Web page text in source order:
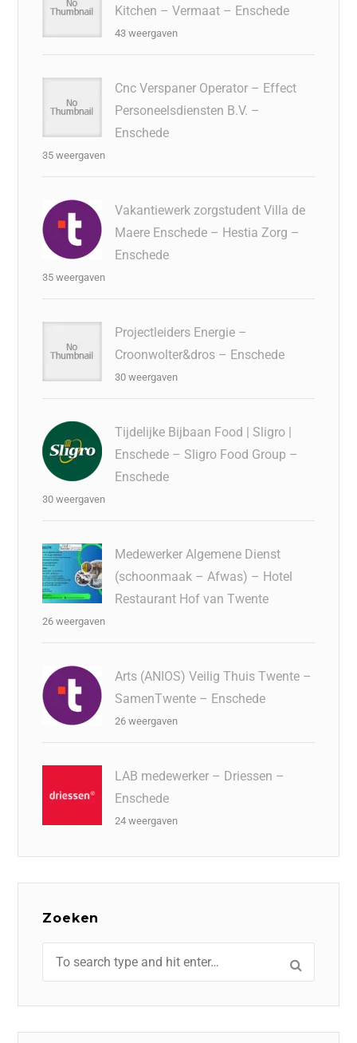
Kitchen – Vermaat – Enschede
43 weergaven
Cnc Verspaner Operator – Effect
Personeelsdiensten B.V. –
Enschede
35 weergaven
Vakantiewerk zorgstudent Villa de
Maere Enschede – Hestia Zorg –
Enschede
35 weergaven
Projectleiders Energie –
Croonwolter&dros – Enschede
30 weergaven
Tijdelijke Bijbaan Food | Sligro |
Enschede – Sligro Food Group –
Enschede
30 weergaven
Medewerker Algemene Dienst
(schoonmaak – Afwas) – Hotel
Restaurant Hof van Twente
26 weergaven
Arts (ANIOS) Veilig Thuis Twente –
SamenTwente – Enschede
26 weergaven
LAB medewerker – Driessen –
Enschede
24 weergaven
Zoeken